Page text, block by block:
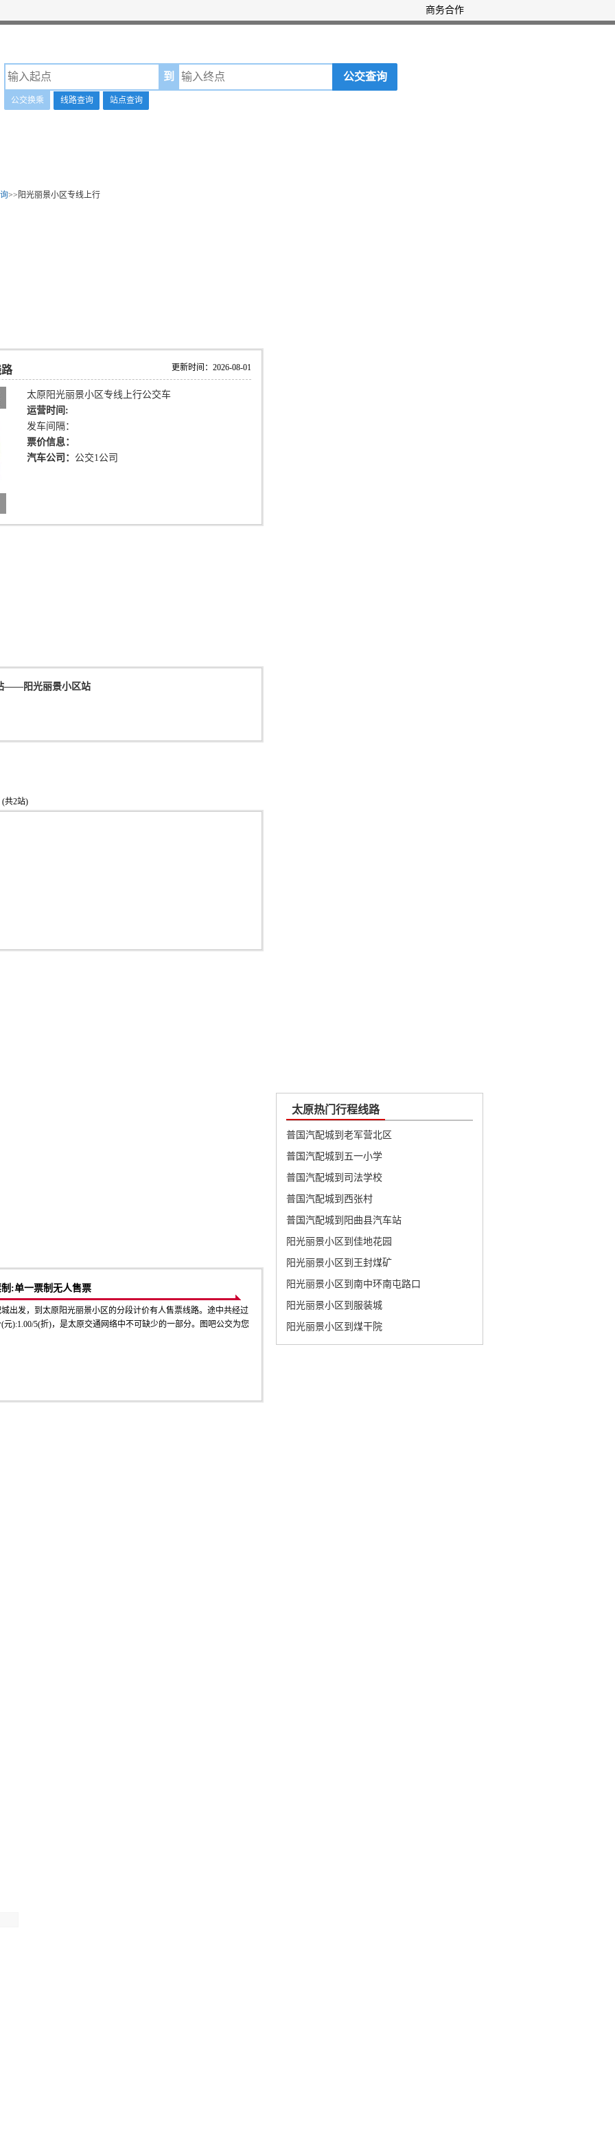
商务合作
到 公交查询
公交换乘 线路查询 站点查询
>>阳光丽景小区专线上行
更新时间：2026-08-01
太原阳光丽景小区专线上行公交车
运营时间:
发车间隔：
票价信息：
汽车公司： 公交1公司
——阳光丽景小区站
(共2站)
:单一票制无人售票
出发，到太原阳光丽景小区的分段计价有人售票线路。途中共经过
):1.00/5(折)，是太原交通网络中不可缺少的一部分。图吧公交为您
太原热门行程线路
普国汽配城到老军营北区
普国汽配城到五一小学
普国汽配城到司法学校
普国汽配城到西张村
普国汽配城到阳曲县汽车站
阳光丽景小区到佳地花园
阳光丽景小区到王封煤矿
阳光丽景小区到南中环南屯路口
阳光丽景小区到服装城
阳光丽景小区到煤干院